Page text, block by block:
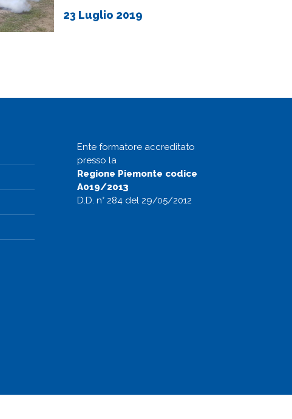
23 Luglio 2019
Ente formatore accreditato
presso la
Regione Piemonte codice
A019/2013
D.D. n° 284 del 29/05/2012